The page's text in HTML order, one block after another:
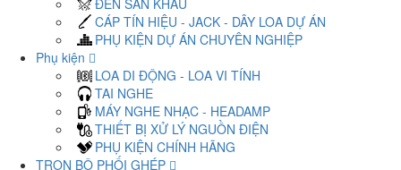
ĐÈN SÂN KHẤU
CÁP TÍN HIỆU - JACK - DÂY LOA DỰ ÁN
PHỤ KIỆN DỰ ÁN CHUYÊN NGHIỆP
Phụ kiện
LOA DI ĐỘNG - LOA VI TÍNH
TAI NGHE
MÁY NGHE NHẠC - HEADAMP
THIẾT BỊ XỬ LÝ NGUỒN ĐIỆN
PHỤ KIỆN CHÍNH HÃNG
TRỌN BỘ PHỐI GHÉP